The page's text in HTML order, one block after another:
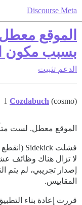
Discourse Meta
الموقع
بسبب مكون
الدعم تثبيت
Cozdabuch (cosmo)
1
الموقع معطل. لست
لا تزال هناك وظائف
إصدار تجريبي، لم يتم
المقاييس.
قررت إعادة بناء